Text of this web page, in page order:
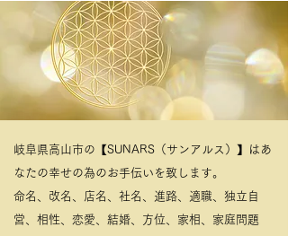
岐阜県高山市の【SUNARS（サンアルス）】はあ
なたの幸せの為のお手伝いを致します。
命名、改名、店名、社名、進路、適職、独立自
営、相性、恋愛、結婚、方位、家相、家庭問題